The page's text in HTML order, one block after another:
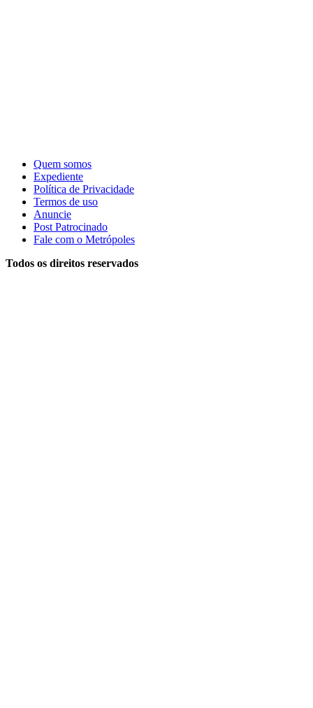
Quem somos
Expediente
Política de Privacidade
Termos de uso
Anuncie
Post Patrocinado
Fale com o Metrópoles
Todos os direitos reservados